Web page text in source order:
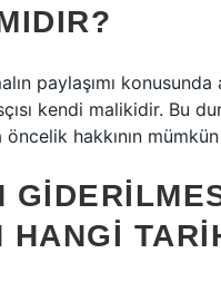
paylaşımı
kendi malikidir. Bu
hakkının mümkün
HANGI